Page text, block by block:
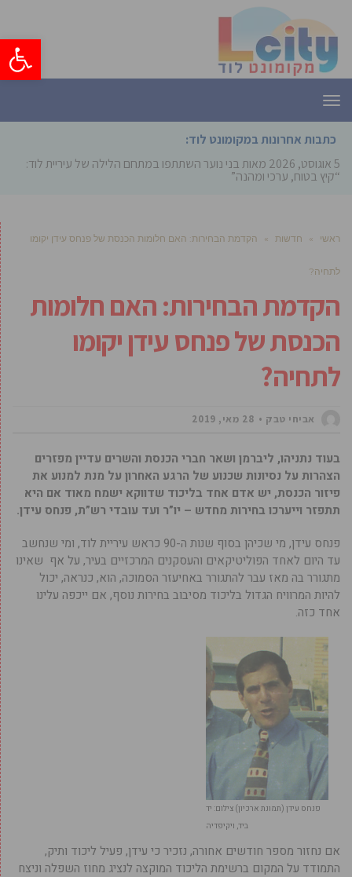
פתח
תפריט
כתבות אחרונות במקומונט לוד:
5 אוגוסט, 2026
מאות בני נוער השתתפו במתחם הלילה של עיריית לוד:
“קיץ בטוח, ערכי ומהנה”
ראשי » חדשות » הקדמת הבחירות: האם חלומות הכנסת של פנחס עידן יקומו
לתחיה?
הקדמת הבחירות: האם חלומות
הכנסת של פנחס עידן יקומו
לתחיה?
אביחי טבק 28 מאי, 2019
בעוד נתניהו, ליברמן ושאר חברי הכנסת והשרים עדיין מפזרים
הצהרות על נסיונות שכנוע של הרגע האחרון על מנת למנוע את
פיזור הכנסת, יש אדם אחד בליכוד שדווקא ישמח מאוד אם היא
תתפזר וייערכו בחירות מחדש – יו”ר ועד עובדי רש”ת, פנחס עידן.
פנחס עידן, מי שכיהן בסוף שנות ה-90 כראש עיריית לוד, ומי שנחשב
עד היום לאחד הפוליטיקאים והעסקנים המרכזיים בעיר, על אף שאינו
מתגורר בה מאז עבר להתגורר באחיעזר הסמוכה, הוא, כנראה, יכול
להיות המרוויח הגדול בליכוד מסיבוב בחירות נוסף, אם ייכפה עלינו
אחד כזה.
פנחס עידן (תמונת ארכיון) צילום: יד
ביד, ויקיפדיה
אם נחזור מספר חודשים אחורה, נזכיר כי עידן, פעיל ליכוד ותיק,
התמודד על המקום ברשימת הליכוד המוקצה לנציג מחוז השפלה וניצח